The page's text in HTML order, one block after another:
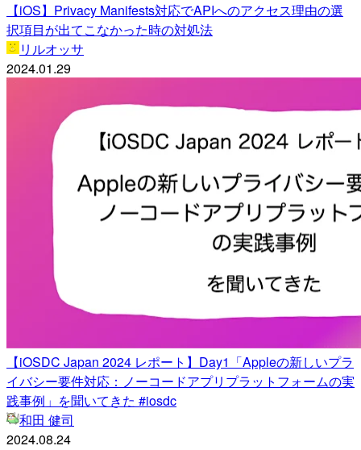
【iOS】Privacy Manifests対応でAPIへのアクセス理由の選
択項目が出てこなかった時の対処法
リルオッサ
2024.01.29
【iOSDC Japan 2024 レポート】Day1「Appleの新しいプラ
イバシー要件対応：ノーコードアプリプラットフォームの実
践事例」を聞いてきた #iosdc
和田 健司
2024.08.24